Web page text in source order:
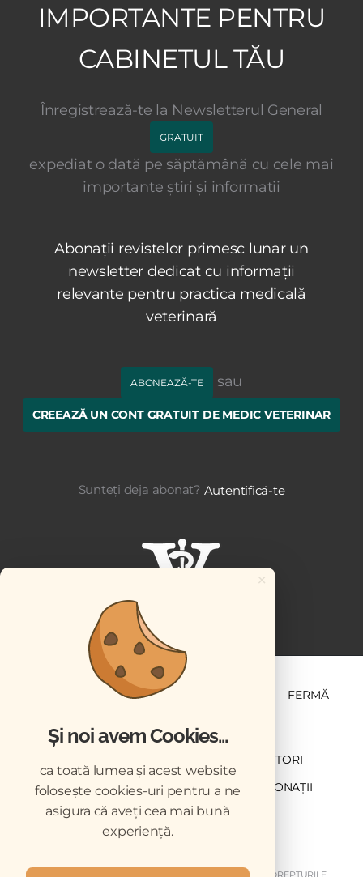
IMPORTANTE PENTRU
CABINETUL TĂU
Înregistrează-te la Newsletterul General
GRATUIT
expediat o dată pe săptămână cu cele mai
importante știri și informații
Abonații revistelor primesc lunar un
newsletter dedicat cu informații
relevante pentru practica medicală
veterinară
ABONEAZĂ-TE sau
CREEAZĂ UN CONT GRATUIT DE MEDIC VETERINAR
Sunteți deja abonat? Autentifică-te
ȘTIINȚĂ ȘI PRACTICĂ FERMĂ
CONTRIBUTORI
DESCĂRCĂRI ACREDITARE CMVRO DONAȚII
CHESTIONAR
COPYRIGHT © 2026 REVISTELE VETERINARUL. TOATE DREPTURILE
×
Și noi avem Cookies...
ca toată lumea și acest website
folosește cookies-uri pentru a ne
asigura că aveți cea mai bună
experiență.